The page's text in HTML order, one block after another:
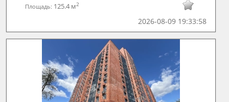
Площадь: 125.4 м2
2026-08-09 19:33:58